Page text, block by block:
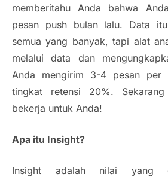
memberitahu Anda bahwa
pesan push bulan lalu. Data
semua yang banyak, tapi alat
melalui data dan
Anda mengirim 3-4 pesan per
tingkat retensi 20%.
bekerja untuk Anda!
Apa itu Insight?
Insight adalah nilai yang